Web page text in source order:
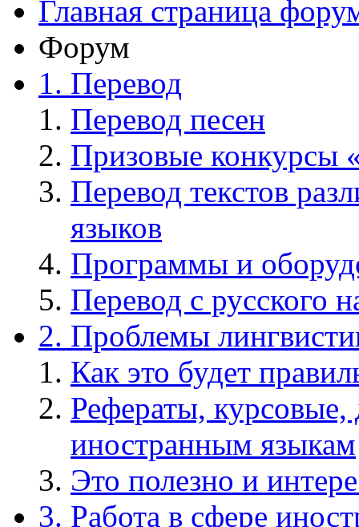
Главная страница
Форум
1. Перевод
Перевод песен
Призовые конкурсы
Перевод текстов
языков
Программы и
Перевод с русского
2. Проблемы
Как это будет
Рефераты,
иностранным языкам
Это полезно и
3. Работа в сфере